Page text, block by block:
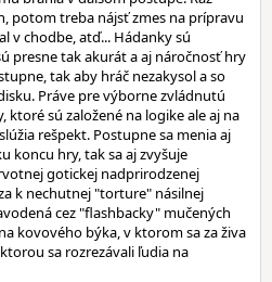
potom treba nájsť zmes na prípravu
v chodbe, atď... Hádanky sú
presne tak akurát a aj náročnosť hry
tak aby hráč nezakysol a so
Práve pre výborne zvládnutú
ktoré sú založené na logike ale aj na
rešpekt. Postupne sa menia aj
koncu hry, tak sa aj zvyšuje
gotickej nadprirodzenej
k nechutnej "torture" násilnej
cez "flashbacky" mučených
kovového býka, v ktorom sa za živa
sa rozrezávali ľudia na